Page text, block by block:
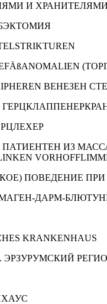
И
ВЕНЕЗЕН
ИЗ
ПОВЕДЕНИЕ ПРИ
ДАРМ-
KRANKENHAUS